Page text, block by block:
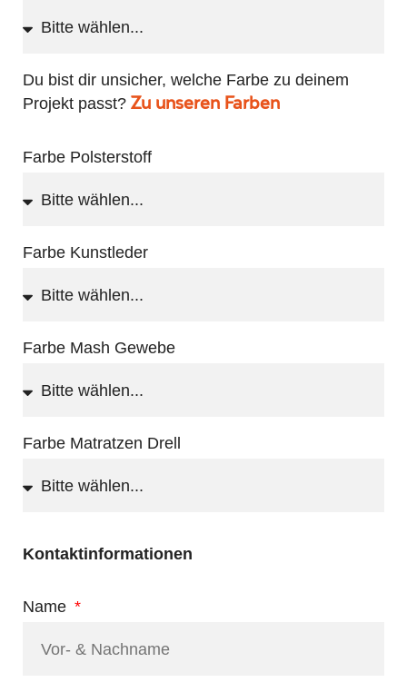
Du bist dir unsicher, welche Farbe zu deinem
Projekt passt?Zu unseren Farben
Farbe Polsterstoff
Farbe Kunstleder
Farbe Mash Gewebe
Farbe Matratzen Drell
Kontaktinformationen
Name